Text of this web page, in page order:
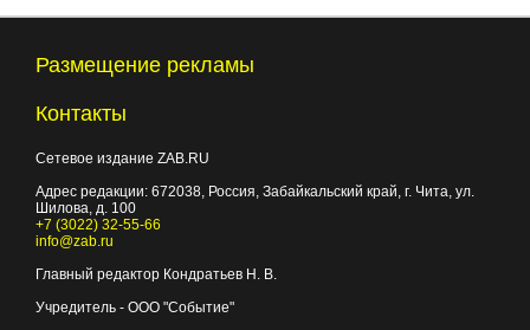
Размещение рекламы
Контакты
Сетевое издание ZAB.RU
Адрес редакции: 672038 , Россия, Забайкальский край, г. Чита ул.
Шилова, д. 100
+7 (3022) 32-55-66
info@zab.ru
Главный редактор Кондратьев Н. В.
Учредитель - ООО "Событие"